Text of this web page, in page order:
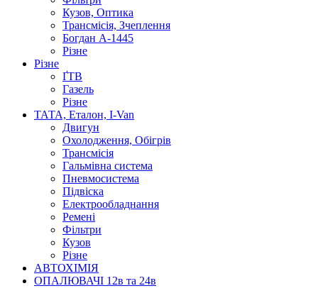
Кузов, Оптика
Трансмісія, Зчеплення
Богдан А-1445
Різне
Різне
ҐТВ
Газель
Різне
ТАТА, Еталон, I-Van
Двигун
Охолодження, Обігрів
Трансмісія
Гальмівна система
Пневмосистема
Підвіска
Електрообладнання
Ремені
Фільтри
Кузов
Різне
АВТОХІМІЯ
ОПАЛЮВАЧІ 12в та 24в